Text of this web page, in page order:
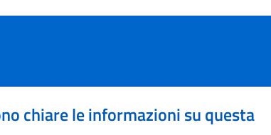
chiare le informazioni su questa